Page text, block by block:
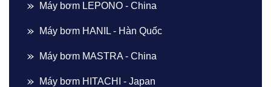
Máy bơm LEPONO - China
Máy bơm HANIL - Hàn Quốc
Máy bơm MASTRA - China
Máy bơm HITACHI - Japan